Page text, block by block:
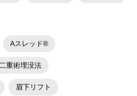
射
を整えるために、ヒアルロン酸を皮下に注
ス）を整える効果も期待できます。顔全体の
は数日〜1週間程度で徐々に軽快します。ま
Aスレッド®
重術埋没法
眉下リフト